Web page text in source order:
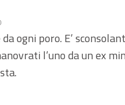
ogni poro. E’
l’uno da un ex